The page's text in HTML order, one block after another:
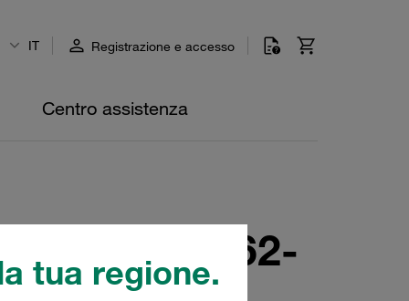
tua regione.
IT Registrazione e accesso
Centro assistenza
- ISO 6162-